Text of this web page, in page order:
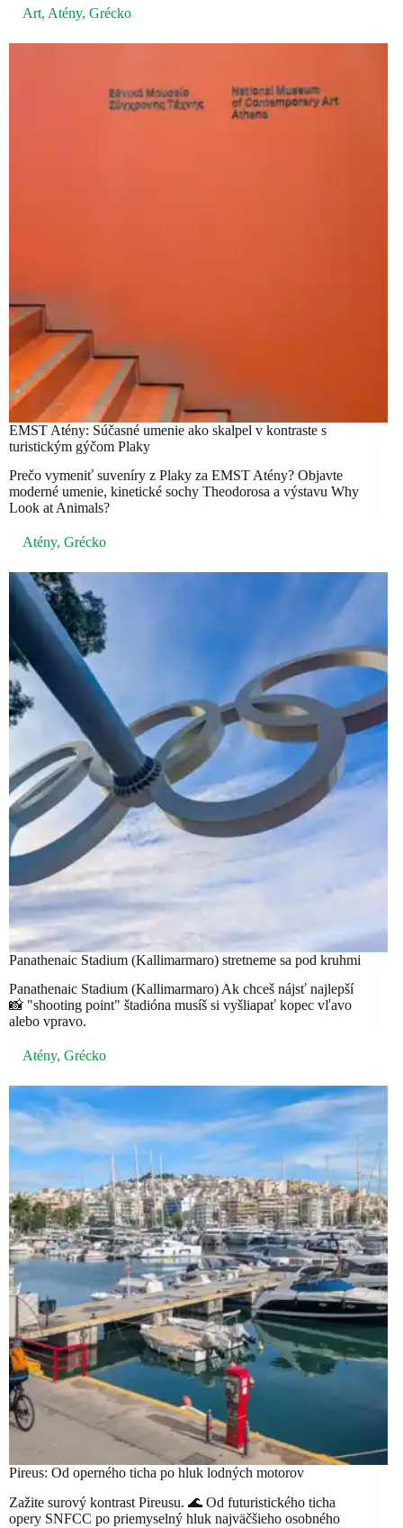
Art, Atény, Grécko
EMST Atény: Súčasné umenie ako skalpel v kontraste s
turistickým gýčom Plaky
Prečo vymeniť suveníry z Plaky za EMST Atény? Objavte
moderné umenie, kinetické sochy Theodorosa a výstavu Why
Look at Animals?
Atény, Grécko
Panathenaic Stadium (Kallimarmaro) stretneme sa pod kruhmi
Panathenaic Stadium (Kallimarmaro) Ak chceš nájsť najlepší
📸 "shooting point" štadióna musíš si vyšliapať kopec vľavo
alebo vpravo.
Atény, Grécko
Pireus: Od operného ticha po hluk lodných motorov
Zažite surový kontrast Pireusu. 🌊 Od futuristického ticha
opery SNFCC po priemyselný hluk najväčšieho osobného